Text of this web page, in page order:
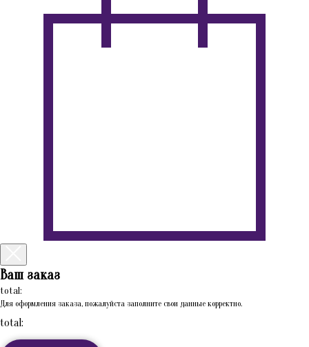
Ваш заказ
total:
Для оформления заказа, пожалуйста заполните свои данные корректно.
total: